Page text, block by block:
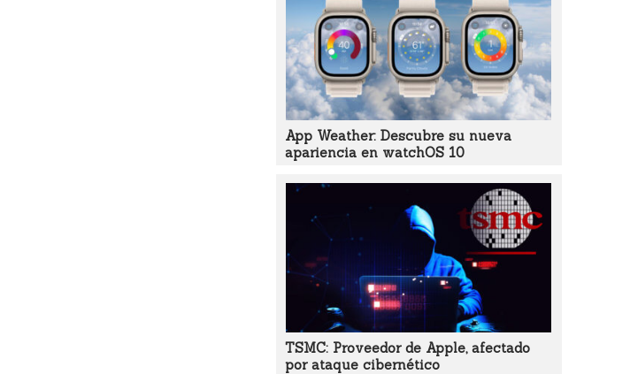
App Weather: Descubre su nueva
apariencia en watchOS 10
TSMC: Proveedor de Apple, afectado
por ataque cibernético